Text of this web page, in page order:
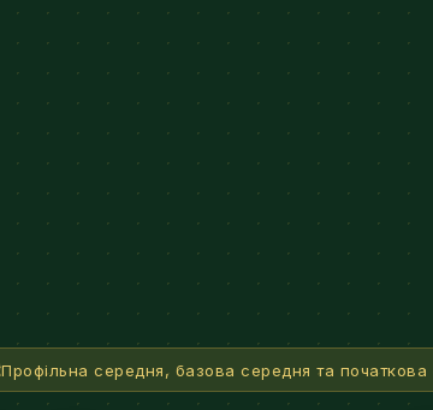
Профільна середня, базова середня та початкова